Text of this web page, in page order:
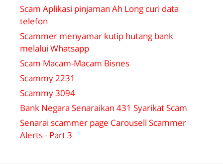
Scam Aplikasi pinjaman Ah Long curi data
telefon
Scammer menyamar kutip hutang bank
melalui Whatsapp
Scam Macam-Macam Bisnes
Scammy 2231
Scammy 3094
Bank Negara Senaraikan 431 Syarikat Scam
Senarai scammer page Carousell Scammer
Alerts - Part 3